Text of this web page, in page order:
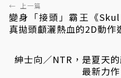
← 上一篇
變身「接頭」霸王《
真拋頭顱灑熱血的2D動作
紳士向／NTR，是夏天
最新力